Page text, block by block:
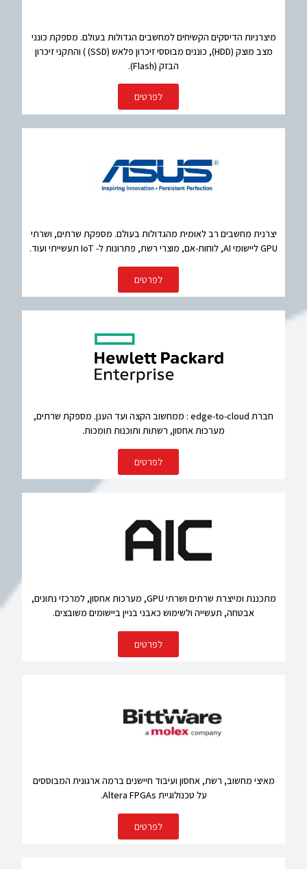
מיצרניות הדיסקים הקשיחים למחשבים הגדולות בעולם. מספקת כונני
מצב מוצק (HDD), כוננים מבוססי זיכרון פלאש (SSD) ) והתקני זיכרון
הבזק (Flash).
לפרטים
יצרנית מחשבים רב לאומית מהגדולות בעולם. מספקת שרתים, ושרתי
GPU ליישומי AI, לוחות-אם, מוצרי רשת, פתרונות ל- IoT תעשייתי ועוד.
לפרטים
חברת edge-to-cloud : ממחשוב הקצה ועד הענן. מספקת שרתים,
מערכות אחסון, רשתות ותוכנות תומכות.
לפרטים
מתכננת ומייצרת שרתים ושרתי GPU, מערכות אחסון, למרכזי נתונים,
אבטחה, תעשייה ולשימוש כאבני בניין ביישומים משובצים.
לפרטים
מאיצי מחשוב, רשת, אחסון ועיבוד חיישנים ברמה ארגונית המבוססים
על טכנולוגיית Altera FPGAs.
לפרטים